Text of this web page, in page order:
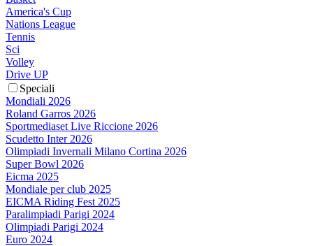
America's Cup
Nations League
Tennis
Sci
Volley
Drive UP
Speciali
Mondiali 2026
Roland Garros 2026
Sportmediaset Live Riccione 2026
Scudetto Inter 2026
Olimpiadi Invernali Milano Cortina 2026
Super Bowl 2026
Eicma 2025
Mondiale per club 2025
EICMA Riding Fest 2025
Paralimpiadi Parigi 2024
Olimpiadi Parigi 2024
Euro 2024